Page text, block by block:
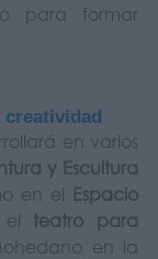
para formar
creatividad
en varios
y Escultura
en el Espacio
el teatro para
en la